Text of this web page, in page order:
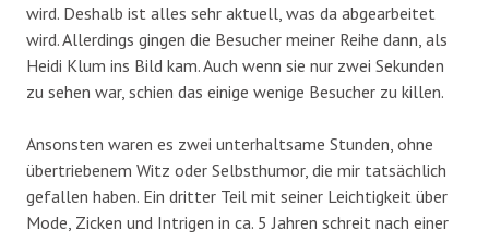
wird. Deshalb ist alles sehr aktuell, was da abgearbeitet
wird. Allerdings gingen die Besucher meiner Reihe dann, als
Heidi Klum ins Bild kam. Auch wenn sie nur zwei Sekunden
zu sehen war, schien das einige wenige Besucher zu killen.
Ansonsten waren es zwei unterhaltsame Stunden, ohne
übertriebenem Witz oder Selbsthumor, die mir tatsächlich
gefallen haben. Ein dritter Teil mit seiner Leichtigkeit über
Mode, Zicken und Intrigen in ca. 5 Jahren schreit nach einer